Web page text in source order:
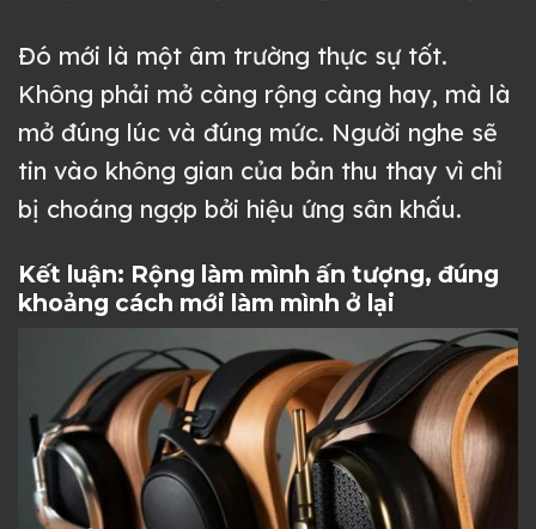
Đó mới là một âm trường thực sự tốt.
Không phải mở càng rộng càng hay, mà là
mở đúng lúc và đúng mức. Người nghe sẽ
tin vào không gian của bản thu thay vì chỉ
bị choáng ngợp bởi hiệu ứng sân khấu.
Kết luận: Rộng làm mình ấn tượng, đúng
khoảng cách mới làm mình ở lại